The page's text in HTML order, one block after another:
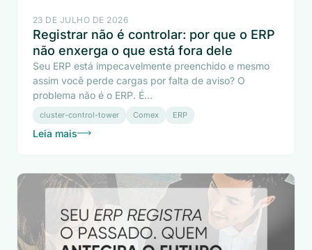
23 DE JULHO DE 2026
Registrar não é controlar: por que o ERP
não enxerga o que está fora dele
Seu ERP está impecavelmente preenchido e mesmo
assim você perde cargas por falta de aviso? O
problema não é o ERP. É...
cluster-control-tower Comex ERP
Leia mais